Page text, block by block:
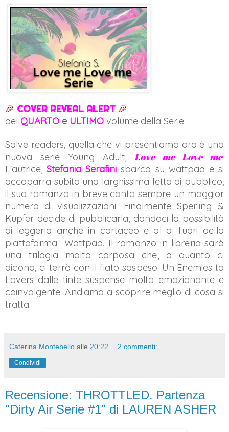
🎉 COVER REVEAL ALERT 🎉
del QUARTO e ULTIMO volume della Serie.
Salve readers, quella che vi presentiamo ora è una
nuova serie Young Adult, Love me Love me.
L'autrice,Stefania Serafini sbarca su wattpad e si
accaparra subito una larghissima fetta di pubblico,
il suo romanzo in breve conta sempre un maggior
numero di visualizzazioni. Finalmente Sperling &
Kupfer decide di pubblicarla, dandoci la possibilità
di leggerla anche in cartaceo eal di fuori della
piattaforma Wattpad. Il romanzo in libreria sarà
una trilogia molto corposa che, a quanto ci
dicono, ci terrà con il fiato sospeso. Un Enemies to
Lovers dalle tinte suspense molto emozionante e
coinvolgente. Andiamo a scoprire meglio di cosa si
tratta.
Caterina Montebello alle 20:22 2 commenti:
Condividi
Recensione: THROTTLED. Partenza
"Dirty Air Serie #1" di LAUREN ASHER